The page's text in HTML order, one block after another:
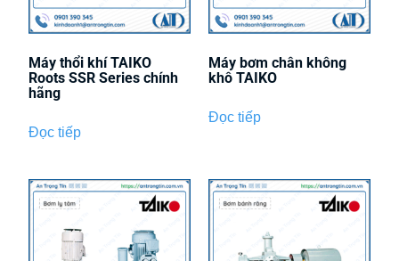
Máy thổi khí TAIKO
Roots SSR Series chính
hãng
Đọc tiếp
Máy bơm chân không
khô TAIKO
Đọc tiếp